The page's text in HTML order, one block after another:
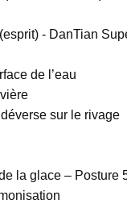
(esprit) - DanTian
de l’eau
déverse sur le rivage
la glace – Posture